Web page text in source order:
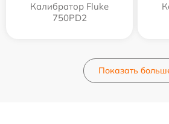
Калибратор Fluke
750PD2
Показать